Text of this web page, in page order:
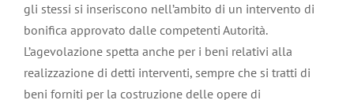
gli stessi si inseriscono nell’ambito di un intervento di
bonifica approvato dalle competenti Autorità.
L’agevolazione spetta anche per i beni relativi alla
realizzazione di detti interventi, sempre che si tratti di
beni forniti per la costruzione delle opere di